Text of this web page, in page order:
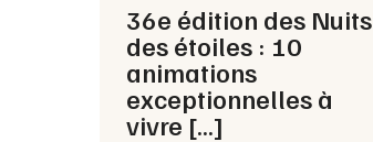
36e édition des Nuits
des étoiles : 10
animations
exceptionnelles à
vivre […]